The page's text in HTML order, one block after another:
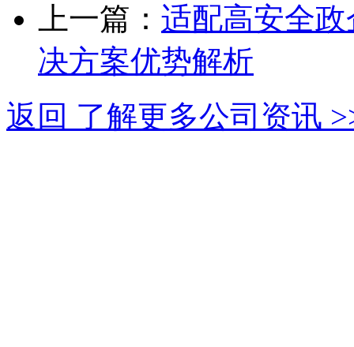
上一篇： 适配高安全
决方案优势解析
返回 了解更多公司资讯